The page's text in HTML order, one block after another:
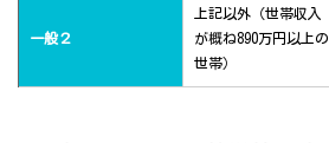
一般２
上記以外（世帯収入
が概ね890万円以上の
世帯）